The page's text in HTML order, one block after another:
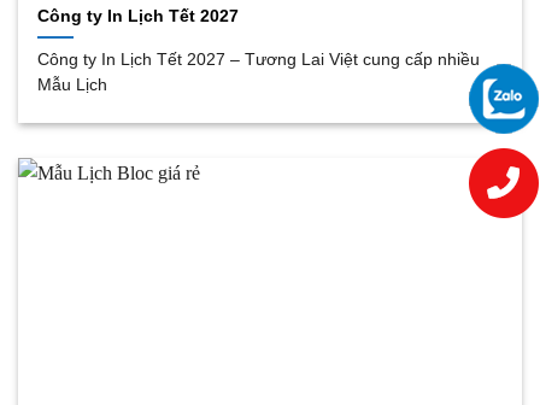
Công ty In Lịch Tết 2027
Công ty In Lịch Tết 2027 – Tương Lai Việt cung cấp nhiều
Mẫu Lịch